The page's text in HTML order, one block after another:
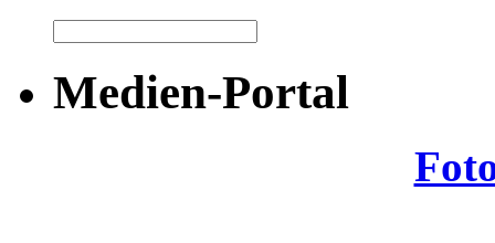
Medien-Portal